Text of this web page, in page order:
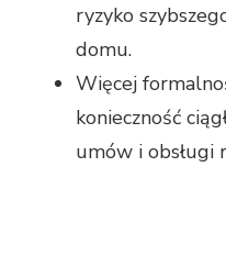
ryzyko
domu.
Więcej
konieczność
umów i obsługi